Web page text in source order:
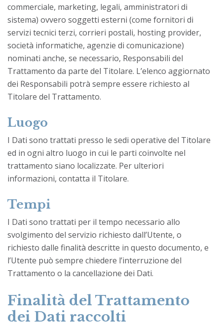
commerciale, marketing, legali, amministratori di
sistema) ovvero soggetti esterni (come fornitori di
servizi tecnici terzi, corrieri postali, hosting provider,
società informatiche, agenzie di comunicazione)
nominati anche, se necessario, Responsabili del
Trattamento da parte del Titolare. L’elenco aggiornato
dei Responsabili potrà sempre essere richiesto al
Titolare del Trattamento.
Luogo
I Dati sono trattati presso le sedi operative del Titolare
ed in ogni altro luogo in cui le parti coinvolte nel
trattamento siano localizzate. Per ulteriori
informazioni, contatta il Titolare.
Tempi
I Dati sono trattati per il tempo necessario allo
svolgimento del servizio richiesto dall’Utente, o
richiesto dalle finalità descritte in questo documento, e
l’Utente può sempre chiedere l’interruzione del
Trattamento o la cancellazione dei Dati.
Finalità del Trattamento
dei Dati raccolti